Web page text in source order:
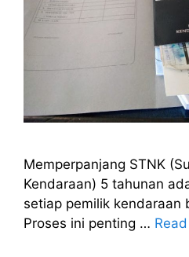
Memperpanjang STNK
Kendaraan) 5 tahunan
setiap pemilik kendaraan
Proses ini penting …